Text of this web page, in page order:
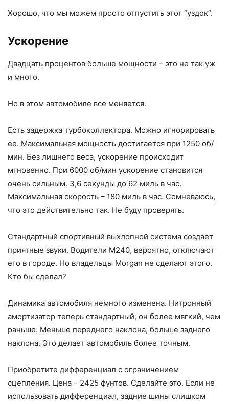
Хорошо, что мы можем просто отпустить этот “уздок”.
Ускорение
Двадцать процентов больше мощности – это не так уж
и много.
Но в этом автомобиле все меняется.
Есть задержка турбоколлектора. Можно игнорировать
ее. Максимальная мощность достигается при 1250 об/
мин. Без лишнего веса, ускорение происходит
мгновенно. При 6000 об/мин ускорение становится
очень сильным. 3,6 секунды до 62 миль в час.
Максимальная скорость – 180 миль в час. Сомневаюсь,
что это действительно так. Не буду проверять.
Стандартный спортивный выхлопной система создает
приятные звуки. Водители M240, вероятно, отключают
его в городе. Но владельцы Morgan не сделают этого.
Кто бы сделал?
Динамика автомобиля немного изменена. Нитронный
амортизатор теперь стандартный, он более мягкий, чем
раньше. Меньше переднего наклона, больше заднего
наклона. Это делает автомобиль более точным.
Приобретите дифференциал с ограничением
сцепления. Цена – 2425 фунтов. Сделайте это. Если не
использовать дифференциал, задние шины слишком